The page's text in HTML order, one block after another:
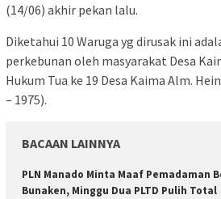
(14/06) akhir pekan lalu.
Diketahui 10 Waruga yg dirusak ini
perkebunan oleh masyarakat Desa
Hukum Tua ke 19 Desa Kaima Alm.
– 1975).
BACAAN LAINNYA
PLN Manado Minta Maaf Pemadaman
Bunaken, Minggu Dua PLTD Pulih Total